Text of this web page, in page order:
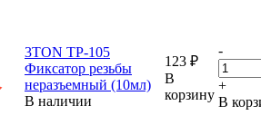
3TON TP-105
Фиксатор резьбы
неразъемный (10мл)
В наличии
123 ₽
В
корзину
-
+
В